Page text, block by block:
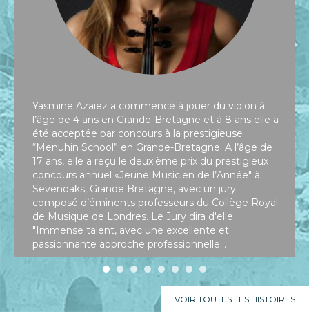
Yasmine Azaiez a commencé à jouer du violon à
l’âge de 4 ans en Grande-Bretagne et à 8 ans elle a
été acceptée par concours à la prestigieuse
“Menuhin School” en Grande-Bretagne. A l’âge de
17 ans, elle a reçu le deuxième prix du prestigieux
concours annuel «Jeune Musicien de l’Année" à
Sevenoaks, Grande Bretagne, avec un jury
composé d’éminents professeurs du Collège Royal
de Musique de Londres. Le Jury dira d'elle :
"Immense talent, avec une excellente et
passionnante approche professionnelle...
VOIR TOUTES LES HISTOIRES